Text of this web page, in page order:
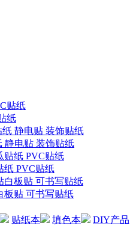
纸
静电贴 装饰贴纸
纸 PVC贴纸
板贴 可书写贴纸
贴纸本 填色本 DIY产品